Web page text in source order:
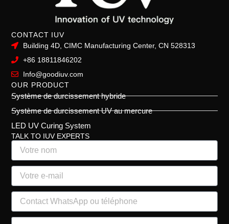
CONTACT IUV
Building 4D, CIMC Manufacturing Center, CN 528313
+86 18811846202
Info@goodiuv.com
OUR PRODUCT
Système de durcissement hybride
Système de durcissement UV au mercure
LED UV Curing System
TALK TO IUV EXPERTS